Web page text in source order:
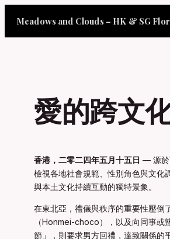
Meadows and Clouds – HK & SG
愛的跨文
香港，二零二四年五月十五日 — 源於
檢視各地社會規範、性別角色與文化
與本土文化持續互動的獨特景象。
在東北亞，禮儀與秩序的重要性壓倒
（Honmei-choco），以及向同事或
節」，則要求男方回禮，達致關係的